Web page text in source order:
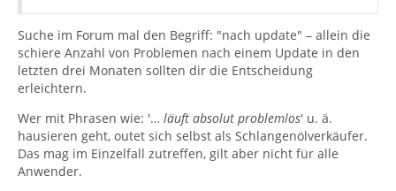
Suche im Forum mal den Begriff: "nach update" – allein die
schiere Anzahl von Problemen nach einem Update in den
letzten drei Monaten sollten dir die Entscheidung
erleichtern.
Wer mit Phrasen wie: '… läuft absolut problemlos' u. ä.
hausieren geht, outet sich selbst als Schlangenölverkäufer.
Das mag im Einzelfall zutreffen, gilt aber nicht für alle
Anwender.